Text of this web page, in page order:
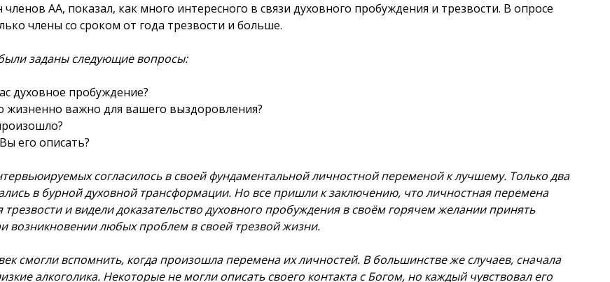
членов АА, показал, как много интересного в связи духовного пробуждения и трезвости. В опросе
члены со сроком от года трезвости и больше.
заданы следующие вопросы:
духовное пробуждение?
жизненно важно для вашего выздоровления?
его описать?
согласилось в своей фундаментальной личностной переменой к лучшему. Только два
в бурной духовной трансформации. Но все пришли к заключению, что личностная перемена
трезвости и видели доказательство духовного пробуждения в своём горячем желании принять
возникновении любых проблем в своей трезвой жизни.
смогли вспомнить, когда произошла перемена их личностей. В большинстве же случаев, сначала
алкоголика. Некоторые не могли описать своего контакта с Богом, но каждый чувствовал его